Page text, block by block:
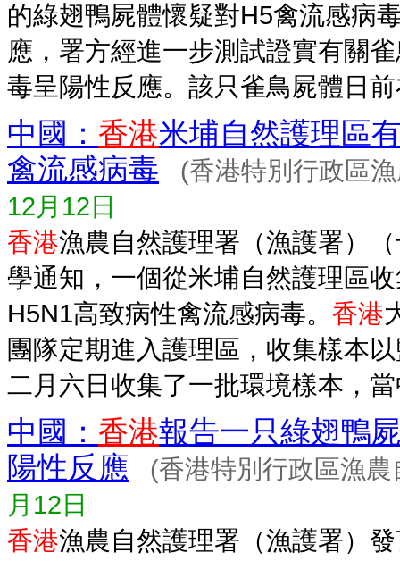
的綠翅鴨屍體懷疑對H5禽流感病
應，署方經進一步測試證實有關
毒呈陽性反應。該只雀鳥屍體日
中國： 香港米埔自然護理區
禽流感病毒
(香港特別行政區
12月12日
香港漁農自然護理署（漁護署）
學通知，一個從米埔自然護理區
H5N1高致病性禽流感病毒。 香港
團隊定期進入護理區，收集樣本
二月六日收集了一批環境樣本，
中國： 香港報告一只綠翅鴨
陽性反應
(香港特別行政區漁
月12日
香港漁農自然護理署（漁護署）